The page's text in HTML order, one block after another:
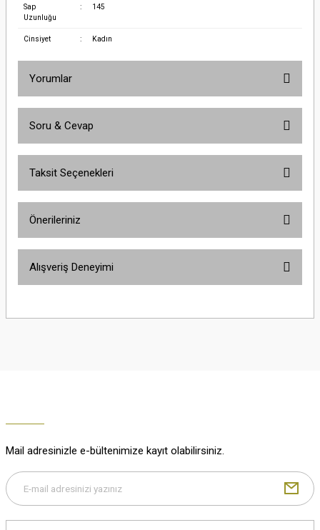
Sap
Uzunluğu
: 145
Cinsiyet : Kadın
Yorumlar
Soru & Cevap
Taksit Seçenekleri
Önerileriniz
yetersiz gördüğünüz noktaları öneri formunu kullanarak tarafımıza
Gönder
Alışveriş Deneyimi
M... K... | 29/12/2025
Mail adresinizle e-bültenimize kayıt olabilirsiniz.